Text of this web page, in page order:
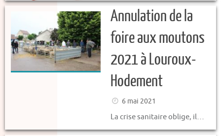
Annulation de la
foire aux moutons
2021 à Louroux-
Hodement
6 mai 2021
La crise sanitaire oblige, il…